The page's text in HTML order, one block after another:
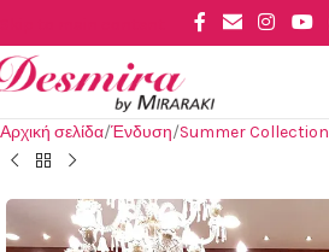
Αρχική σελίδα Ένδυση Summer Collection